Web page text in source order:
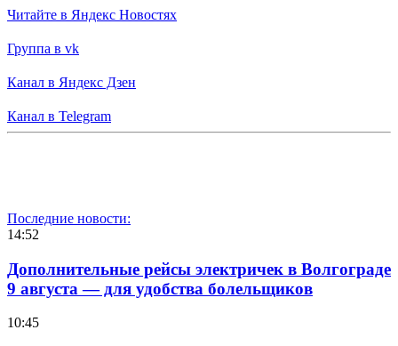
Читайте в Яндекс Новостях
Группа в vk
Канал в Яндекс Дзен
Канал в Telegram
Последние новости:
14:52
Дополнительные рейсы электричек в Волгограде
9 августа — для удобства болельщиков
10:45